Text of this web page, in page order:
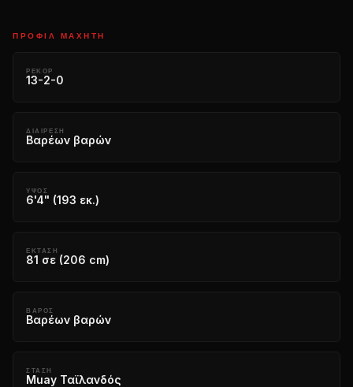
ΠΡΟΦΊΛ ΜΑΧΗΤΉ
ΡΕΚΌΡ
13-2-0
ΔΙΑΊΡΕΣΗ
Βαρέων βαρών
ΎΨΟΣ
6'4" (193 εκ.)
ΈΚΤΑΣΗ
81 σε (206 cm)
ΒΆΡΟΣ
Βαρέων βαρών
ΣΤΆΣΗ
Muay Ταϊλανδός